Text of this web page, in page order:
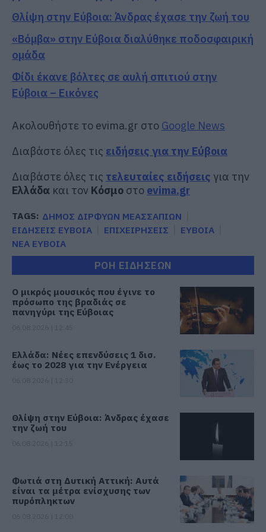
Θλίψη στην Εύβοια: Άνδρας έχασε την ζωή του
«Βόμβα» στην Εύβοια διαλύθηκε ποδοσφαιρική
ομάδα
Φίδι έκανε βόλτες σε αυλή σπιτιού στην
Εύβοια – Εικόνες
Ακολουθήστε το evima.gr στο Google News
Διαβάστε όλες τις ειδήσεις για την Εύβοια
Διαβάστε όλες τις τελευταίες ειδήσεις για την
Ελλάδα και τον Κόσμο στο evima.gr
TAGS: ΔΗΜΟΣ ΔΙΡΦΥΩΝ ΜΕΑΣΣΑΠΙΩΝ
ΕΙΔΗΣΕΙΣ ΕΥΒΟΙΑ
ΕΠΙΧΕΙΡΗΣΕΙΣ
ΕΥΒΟΙΑ
ΝΕΑ ΕΥΒΟΙΑ
ΡΟΗ ΕΙΔΗΣΕΩΝ
Ο μικρός μουσικός που έγινε το
πρόσωπο της βραδιάς σε
πανηγύρι της Εύβοιας
Ελλάδα: Νέες επενδύσεις 1 δισ.
έως το 2028 για την Ενέργεια
Θλίψη στην Εύβοια: Άνδρας έχασε
την ζωή του
Φωτιά στη Δυτική Αττική: Αυτά
είναι τα μέτρα ενίσχυσης των
πυρόπληκτων